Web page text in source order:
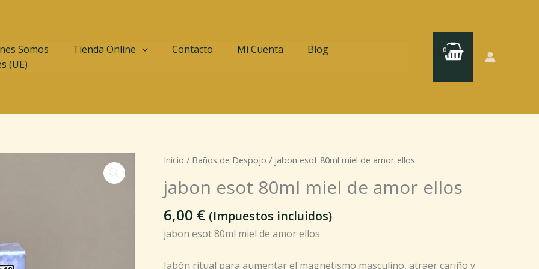
Somos Tienda Online Contacto Mi Cuenta
Blog
(UE)
Inicio / Baños de Despojo / jabon esot 80ml miel de amor ellos
jabon esot 80ml miel de amor ellos
6,00 € (Impuestos incluidos)
jabon esot 80ml miel de amor ellos
Jabón ritual para aumentar el magnetismo masculino, atraer cariño y
jabon
80ml
de
amor
cantidad